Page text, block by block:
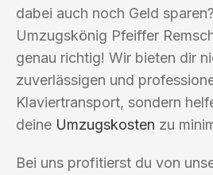
dabei auch noch Geld
Umzugskönig Pfeiffer
genau richtig! Wir bieten dir
zuverlässigen und
Klaviertransport, sondern
deine Umzugskosten zu
Bei uns profitierst du von